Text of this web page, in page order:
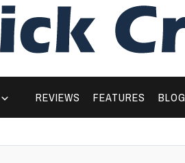
REVIEWS FEATURES BLOG